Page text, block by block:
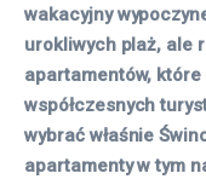
wakacyjny
urokliwych plaż, ale
apartamentów,
współczesnych
wybrać właśnie
apartamenty w tym